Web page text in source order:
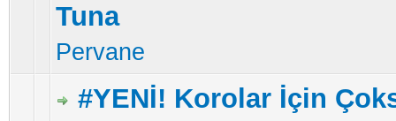
Tuna
Pervane
#YENİ! Korolar İçin